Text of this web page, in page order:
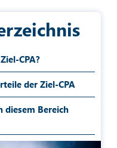
CPA?
der Ziel-CPA
diesem Bereich